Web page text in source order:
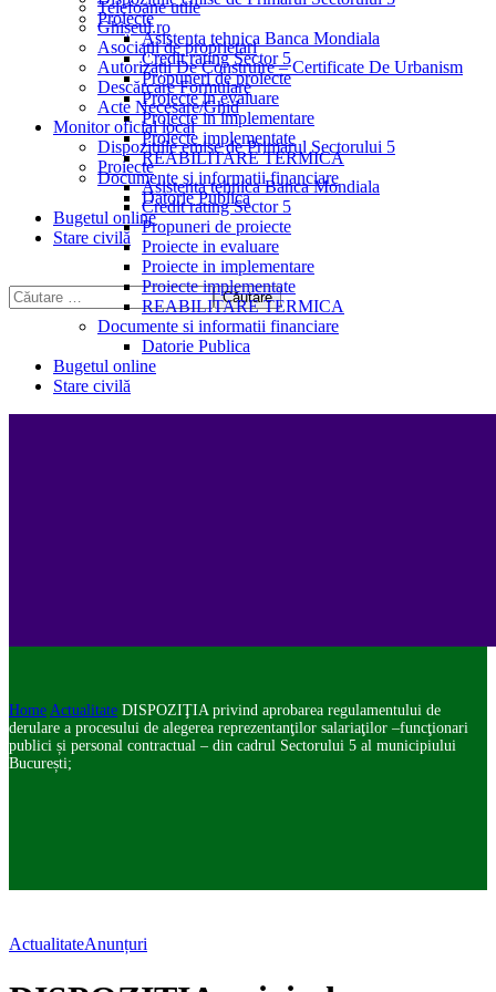
Proiecte
Asistenta tehnica Banca Mondiala
Credit rating Sector 5
Propuneri de proiecte
Proiecte in evaluare
Proiecte in implementare
Proiecte implementate
REABILITARE TERMICA
Documente si informatii financiare
Datorie Publica
Bugetul online
Stare civilă
Telefoane utile
Ghișeul.ro
Asociații de proprietari
Autorizații De Construire – Certificate De Urbanism
Descărcare Formulare
Acte Necesare/Ghid
Monitor oficial local
Dispozitiile emise de Primarul Sectorului 5
Proiecte
Asistenta tehnica Banca Mondiala
Credit rating Sector 5
Propuneri de proiecte
Proiecte in evaluare
Proiecte in implementare
Proiecte implementate
REABILITARE TERMICA
Documente si informatii financiare
Datorie Publica
Bugetul online
Stare civilă
Home Actualitate DISPOZIŢIA privind aprobarea regulamentului de
derulare a procesului de alegerea reprezentanţilor salariaţilor –funcţionari
publici și personal contractual – din cadrul Sectorului 5 al municipiului
București;
ActualitateAnunțuri